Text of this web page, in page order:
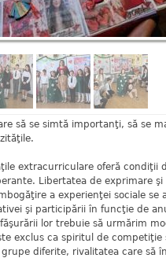
să se simtă importanţi, să se
oferă condiţii
Libertatea de exprimare
a experienţei sociale
şi participării în funcţie de
lor trebuie să urmărim
exclus ca spiritul de
diferite, rivalitatea care să